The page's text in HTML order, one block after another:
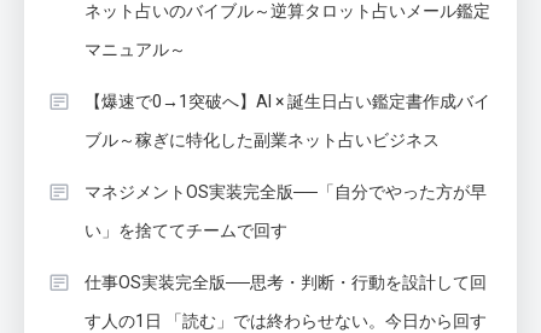
ネット占いのバイブル～逆算タロット占いメール鑑定
マニュアル～
【爆速で0→1突破へ】AI × 誕生日占い鑑定書作成バイ
ブル～稼ぎに特化した副業ネット占いビジネス
マネジメントOS実装完全版──「自分でやった方が早
い」を捨ててチームで回す
仕事OS実装完全版──思考・判断・行動を設計して回
す人の1日 「読む」では終わらせない。今日から回す